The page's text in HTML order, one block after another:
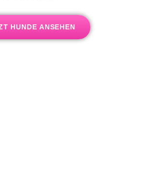
HUNDE ANSEHEN